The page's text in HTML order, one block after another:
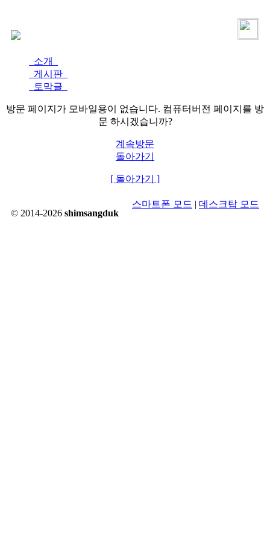
소개
게시판
토막글
방문 페이지가 모바일용이 없습니다. 컴퓨터버전 페이지를 방
문 하시겠습니까?
계속방문
돌아가기
[ 돌아가기 ]
© 2014-2026 shimsangduk
스마트폰 모드 | 데스크탑 모드